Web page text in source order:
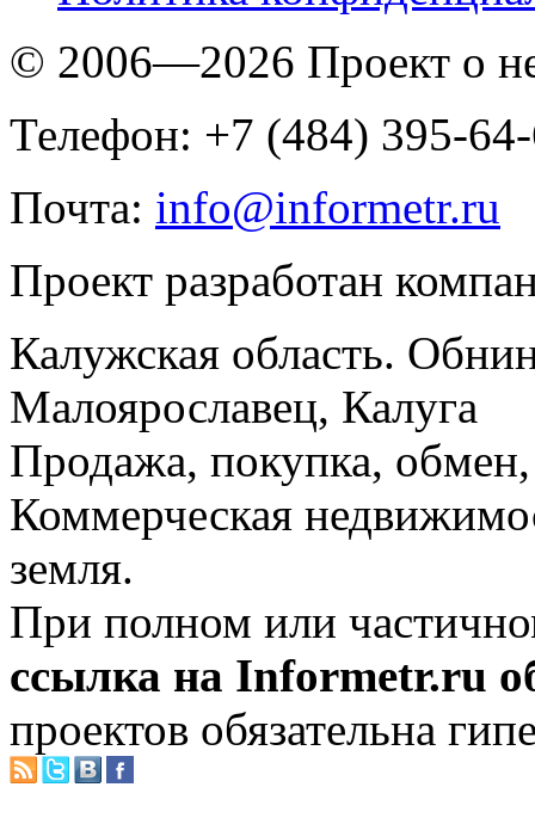
© 2006—2026 Проект о
Телефон: +7 (484) 395-
Почта: info@informetr.ru
Проект разработан
Калужская область.
Малоярославец, Калуга
Продажа, покупка, обмен,
Коммерческая
земля.
При полном или
ссылка на Informetr.ru
проектов обязательна